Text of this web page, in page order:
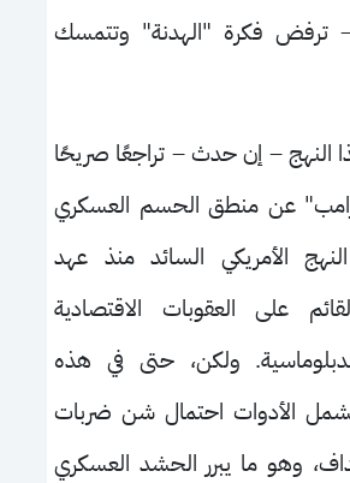
ترفض فكرة "الهدنة" وتتمسك
النهج– إن حدث– تراجعًا صريحًا
عن منطق الحسم العسكري
الأمريكي السائد منذ عهد
على العقوبات الاقتصادية
ولكن، حتى في هذه
الأدوات احتمال شن ضربات
وهو ما يبرر الحشد العسكري